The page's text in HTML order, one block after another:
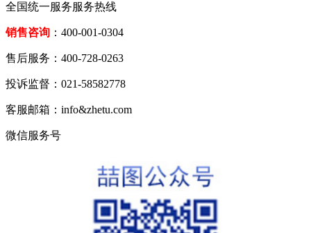
全国统一服务服务热线
销售咨询 ：400-001-0304
售后服务：400-728-0263
投诉监督：021-58582778
客服邮箱：info&zhetu.com
微信服务号